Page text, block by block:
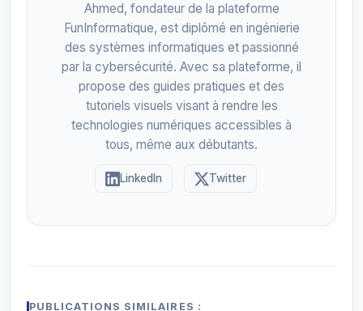
Ahmed, fondateur de la plateforme
FunInformatique, est diplômé en ingénierie
des systèmes informatiques et passionné
par la cybersécurité. Avec sa plateforme, il
propose des guides pratiques et des
tutoriels visuels visant à rendre les
technologies numériques accessibles à
tous, même aux débutants.
LinkedIn Twitter
PUBLICATIONS SIMILAIRES :